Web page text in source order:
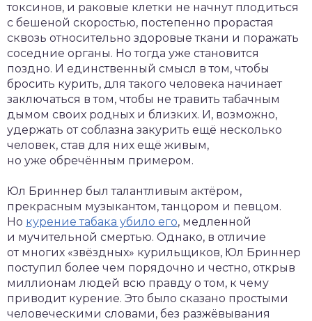
токсинов, и раковые клетки не начнут плодиться
с бешеной скоростью, постепенно прорастая
сквозь относительно здоровые ткани и поражать
соседние органы. Но тогда уже становится
поздно. И единственный смысл в том, чтобы
бросить курить, для такого человека начинает
заключаться в том, чтобы не травить табачным
дымом своих родных и близких. И, возможно,
удержать от соблазна закурить ещё несколько
человек, став для них ещё живым,
но уже обречённым примером.
Юл Бриннер был талантливым актёром,
прекрасным музыкантом, танцором и певцом.
Но курение табака убило его, медленной
и мучительной смертью. Однако, в отличие
от многих «звёздных» курильщиков, Юл Бриннер
поступил более чем порядочно и честно, открыв
миллионам людей всю правду о том, к чему
приводит курение. Это было сказано простыми
человеческими словами, без разжёвывания